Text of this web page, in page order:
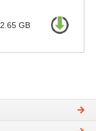
2.65 GB